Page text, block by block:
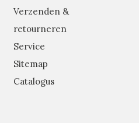
Verzenden &
retourneren
Service
Sitemap
Catalogus